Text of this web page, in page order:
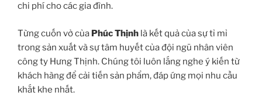
chi phí cho các gia đình.
Từng cuốn vở của Phúc Thịnh là kết quả của sự tỉ mỉ
trong sản xuất và sự tâm huyết của đội ngũ nhân viên
công ty Hưng Thịnh. Chúng tôi luôn lắng nghe ý kiến từ
khách hàng để cải tiến sản phẩm, đáp ứng mọi nhu cầu
khắt khe nhất.